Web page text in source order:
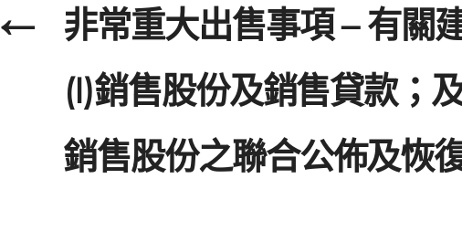
←
非常重大出售事項 – 有關
(I)銷售股份及銷售貸款；
銷售股份之聯合公佈及恢